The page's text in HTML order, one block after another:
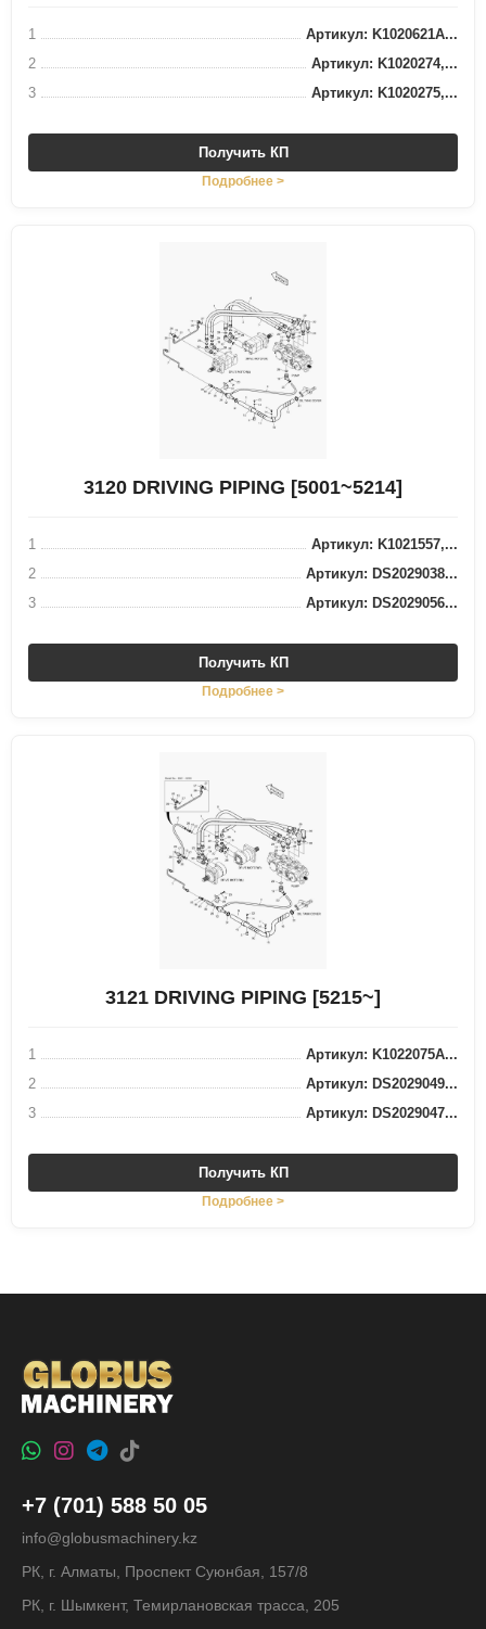
1
Артикул: K1020621A...
2
Артикул: K1020274,...
3
Артикул: K1020275,...
Получить КП
Подробнее >
3120 DRIVING PIPING [5001~5214]
1
Артикул: K1021557,...
2
Артикул: DS2029038...
3
Артикул: DS2029056...
Получить КП
Подробнее >
3121 DRIVING PIPING [5215~]
1
Артикул: K1022075A...
2
Артикул: DS2029049...
3
Артикул: DS2029047...
Получить КП
Подробнее >
+7 (701) 588 50 05
info@globusmachinery.kz
РК, г. Алматы, Проспект Суюнбая, 157/8
РК, г. Шымкент, Темирлановская трасса, 205